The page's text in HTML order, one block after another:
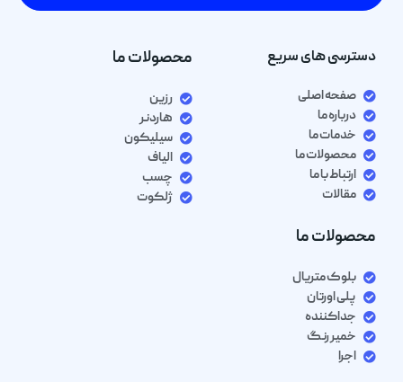
دسترسی های سریع
صفحه اصلی
درباره ما
خدمات ما
محصولات ما
ارتباط با ما
مقالات
محصولات ما
رزین
هاردنر
سیلیکون
الیاف
چسب
ژلکوت
محصولات ما
بلوک متریال
پلی اورتان
جداکننده
خمیر رنگ
اجرا